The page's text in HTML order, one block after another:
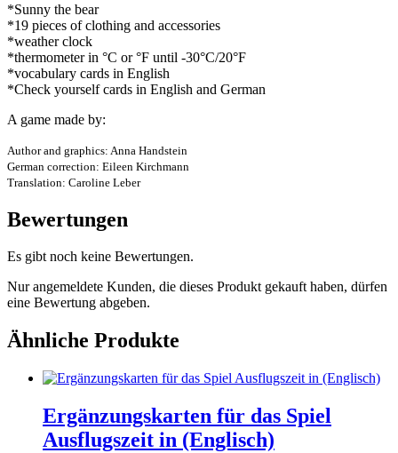
*Sunny the bear
*19 pieces of clothing and accessories
*weather clock
*thermometer in °C or °F until -30°C/20°F
*vocabulary cards in English
*Check yourself cards in English and German
A game made by:
Author and graphics: Anna Handstein
German correction: Eileen Kirchmann
Translation: Caroline Leber
Bewertungen
Es gibt noch keine Bewertungen.
Nur angemeldete Kunden, die dieses Produkt gekauft haben, dürfen
eine Bewertung abgeben.
Ähnliche Produkte
Ergänzungskarten für das Spiel
Ausflugszeit in (Englisch)